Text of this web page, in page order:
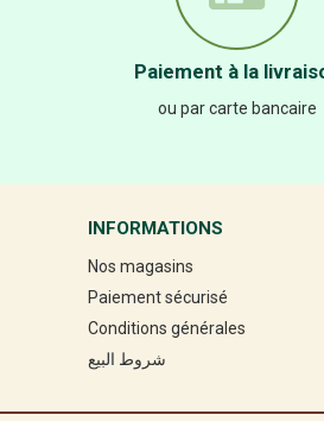
Paiement à la
ou par carte bancaire
INFORMATIONS
Nos magasins
Paiement sécurisé
Conditions générales
شروط البيع